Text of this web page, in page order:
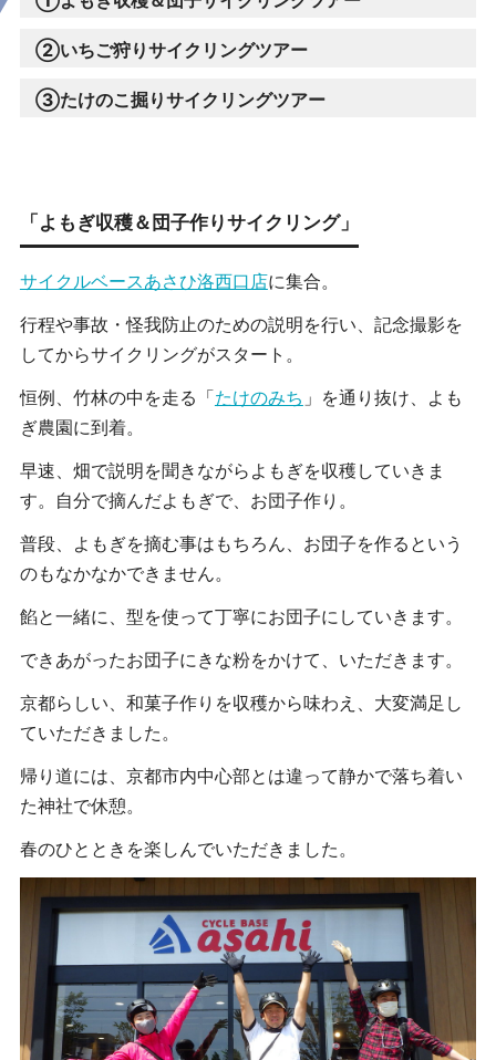
②いちご狩りサイクリングツアー
③たけのこ掘りサイクリングツアー
「よもぎ収穫＆団子作りサイクリング」
サイクルベースあさひ洛西口店に集合。
行程や事故・怪我防止のための説明を行い、記念撮影を
してからサイクリングがスタート。
恒例、竹林の中を走る「たけのみち 」を通り抜け、よも
ぎ農園に到着。
早速、畑で説明を聞きながらよもぎを収穫していきま
す。自分で摘んだよもぎで、お団子作り。
普段、よもぎを摘む事はもちろん、お団子を作るという
のもなかなかできません。
餡と一緒に、型を使って丁寧にお団子にしていきます。
できあがったお団子にきな粉をかけて、いただきます。
京都らしい、和菓子作りを収穫から味わえ、大変満足し
ていただきました。
帰り道には、京都市内中心部とは違って静かで落ち着い
た神社で休憩。
春のひとときを楽しんでいただきました。